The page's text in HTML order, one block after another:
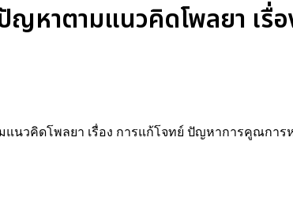
หาตามแนวคิดโพลยา เรื่
นวคิดโพลยา เรื่อง การแก้โจทย์ ปัญหาการคูณการ